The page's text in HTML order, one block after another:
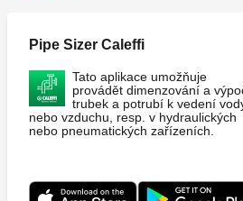
Pipe Sizer Caleffi
Tato aplikace umožňuje
provádět dimenzování a
trubek a potrubí k vedení
nebo vzduchu, resp. v hydraulických
nebo pneumatických zařízeních.